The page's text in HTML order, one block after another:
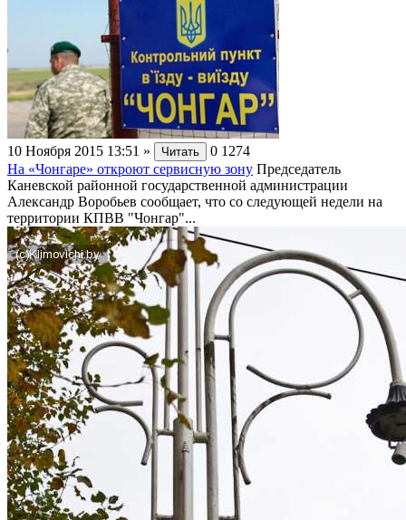
10 Ноября 2015 13:51 » Читать 0 1274
На «Чонгаре» откроют сервисную зону Председатель
Каневской районной государственной администрации
Александр Воробьев сообщает, что со следующей недели на
территории КПВВ "Чонгар"...